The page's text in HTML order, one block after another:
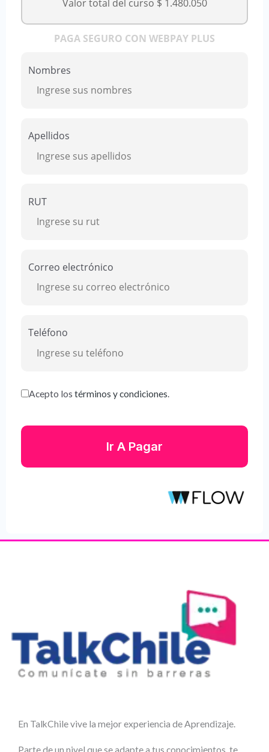
Valor total del curso $ 1.480.050
PAGA SEGURO CON WEBPAY PLUS
Nombres
Apellidos
RUT
Correo electrónico
Teléfono
Acepto los términos y condiciones.
Ir A Pagar
En TalkChile vive la mejor experiencia de Aprendizaje.
Parte de un nivel que se adapte a tus conocimientos, te